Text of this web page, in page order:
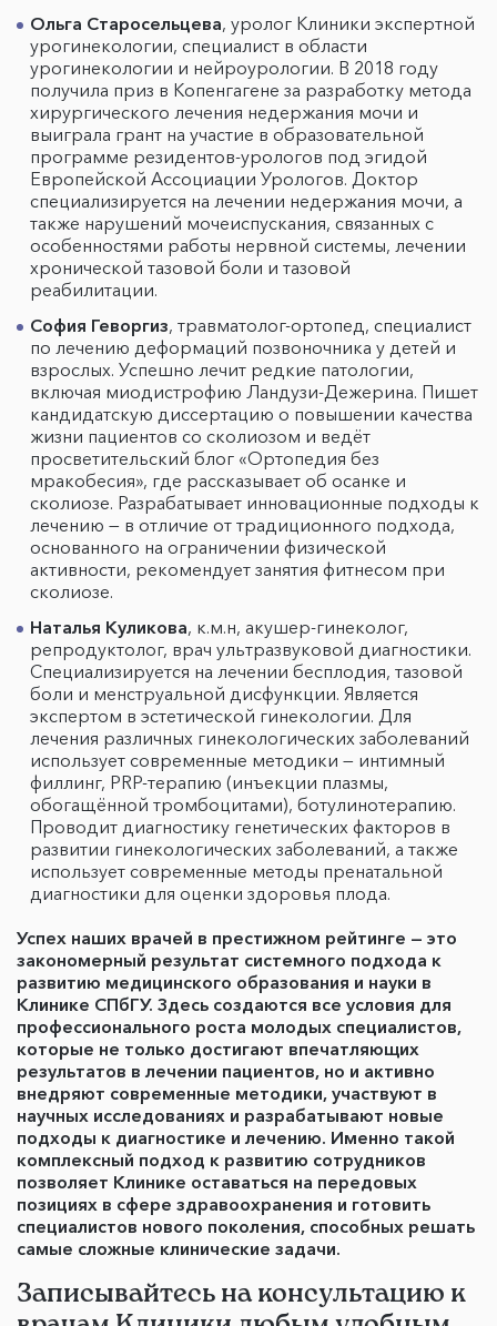
Ольга Старосельцева, уролог Клиники экспертной
урогинекологии, специалист в области
урогинекологии и нейроурологии. В 2018 году
получила приз в Копенгагене за разработку метода
хирургического лечения недержания мочи и
выиграла грант на участие в образовательной
программе резидентов-урологов под эгидой
Европейской Ассоциации Урологов. Доктор
специализируется на лечении недержания мочи, а
также нарушений мочеиспускания, связанных с
особенностями работы нервной системы, лечении
хронической тазовой боли и тазовой
реабилитации.
София Геворгиз, травматолог-ортопед, специалист
по лечению деформаций позвоночника у детей и
взрослых. Успешно лечит редкие патологии,
включая миодистрофию Ландузи-Дежерина. Пишет
кандидатскую диссертацию о повышении качества
жизни пациентов со сколиозом и ведёт
просветительский блог «Ортопедия без
мракобесия», где рассказывает об осанке и
сколиозе. Разрабатывает инновационные подходы к
лечению — в отличие от традиционного подхода,
основанного на ограничении физической
активности, рекомендует занятия фитнесом при
сколиозе.
Наталья Куликова, к.м.н, акушер-гинеколог,
репродуктолог, врач ультразвуковой диагностики.
Специализируется на лечении бесплодия, тазовой
боли и менструальной дисфункции. Является
экспертом в эстетической гинекологии. Для
лечения различных гинекологических заболеваний
использует современные методики — интимный
филлинг, PRP-терапию (инъекции плазмы,
обогащённой тромбоцитами), ботулинотерапию.
Проводит диагностику генетических факторов в
развитии гинекологических заболеваний, а также
использует современные методы пренатальной
диагностики для оценки здоровья плода.
Успех наших врачей в престижном рейтинге — это
закономерный результат системного подхода к
развитию медицинского образования и науки в
Клинике СПбГУ. Здесь создаются все условия для
профессионального роста молодых специалистов,
которые не только достигают впечатляющих
результатов в лечении пациентов, но и активно
внедряют современные методики, участвуют в
научных исследованиях и разрабатывают новые
подходы к диагностике и лечению. Именно такой
комплексный подход к развитию сотрудников
позволяет Клинике оставаться на передовых
позициях в сфере здравоохранения и готовить
специалистов нового поколения, способных решать
самые сложные клинические задачи.
Записывайтесь на консультацию к